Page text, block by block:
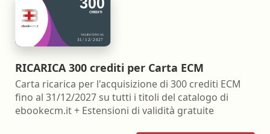
RICARICA 300 crediti per Carta ECM
Carta ricarica per l'acquisizione di 300 crediti ECM
fino al 31/12/2027 su tutti i titoli del catalogo di
ebookecm.it + Estensioni di validità gratuite